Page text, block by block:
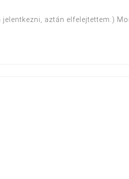
aztán elfelejtettem:)